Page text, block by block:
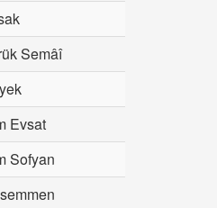
Semâî
Evsat
Sofyan